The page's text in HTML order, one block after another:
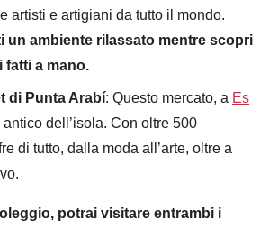
artisti e artigiani da tutto il mondo.
un ambiente rilassato mentre scopri
fatti a mano.
di Punta Arabí: Questo mercato, a Es
dell’isola. Con oltre 500
di tutto, dalla moda all’arte, oltre a
potrai visitare entrambi i